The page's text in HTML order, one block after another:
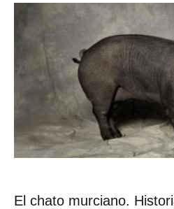
El chato murciano.